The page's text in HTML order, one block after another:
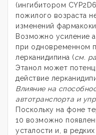
(ингибитором
пожилого возраста
изменений
Возможно усиление
при одновременном
лерканидипина (см.
Этанол может
действие
Влияние на
автотранспорта и
Поскольку на фоне
10 возможно
усталости и, в